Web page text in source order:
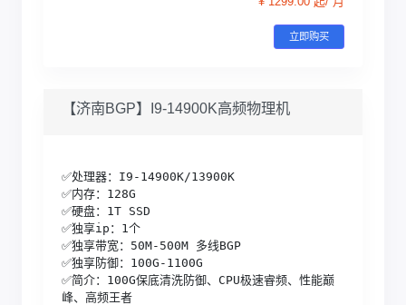
立即购买
【济南BGP】I9-14900K高频物理机
✅处理器：I9-14900K/13900K
✅内存：128G
✅硬盘：1T SSD
✅独享ip：1个
✅独享带宽：50M-500M 多线BGP
✅独享防御：100G-1100G
✅简介：100G保底清洗防御、CPU极速睿频、性能巅
峰、高频王者